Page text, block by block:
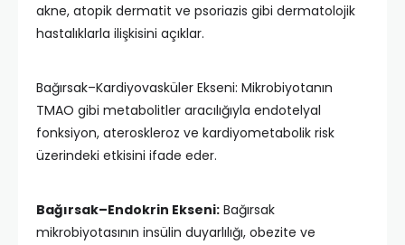
akne, atopik dermatit ve psoriazis gibi dermatolojik
hastalıklarla ilişkisini açıklar.
Bağırsak–Kardiyovasküler Ekseni: Mikrobiyotanın
TMAO gibi metabolitler aracılığıyla endotelyal
fonksiyon, ateroskleroz ve kardiyometabolik risk
üzerindeki etkisini ifade eder.
Bağırsak–Endokrin Ekseni: Bağırsak
mikrobiyotasının insülin duyarlılığı, obezite ve